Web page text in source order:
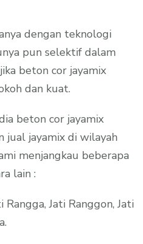
dengan teknologi
pun selektif dalam
beton cor jayamix
dan kuat.
beton cor jayamix
jual jayamix di wilayah
menjangkau beberapa
lain :
Rangga, Jati Ranggon, Jati